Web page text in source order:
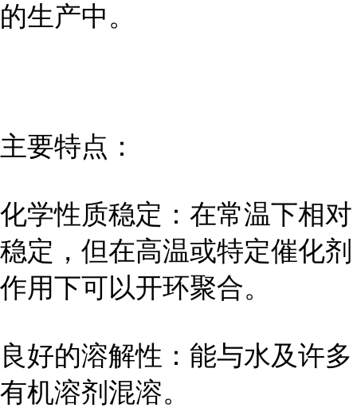
的生产中。
主要特点：
化学性质稳定：在常温下相对
稳定，但在高温或特定催化剂
作用下可以开环聚合。
良好的溶解性：能与水及许多
有机溶剂混溶。